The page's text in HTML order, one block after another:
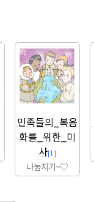
민족들의_복음
화를_위한_미
사[1]
나눔지기~♡